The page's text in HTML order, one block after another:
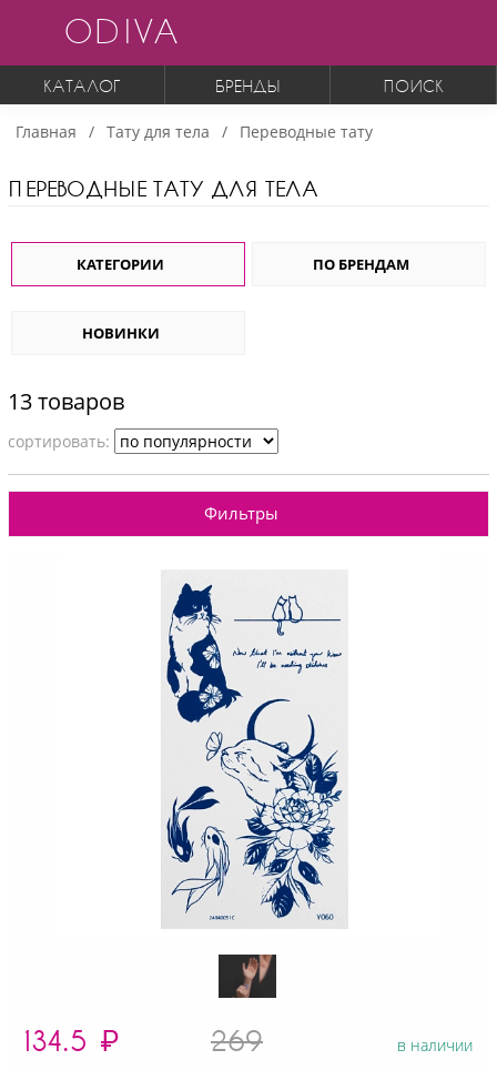
ODIVA
КАТАЛОГ БРЕНДЫ ПОИСК
Главная Тату для тела Переводные тату
ПЕРЕВОДНЫЕ ТАТУ ДЛЯ ТЕЛА
КАТЕГОРИИ ПО БРЕНДАМ
НОВИНКИ
13 товаров
cортировать:
Фильтры
134.5 ₽ 269 в наличии